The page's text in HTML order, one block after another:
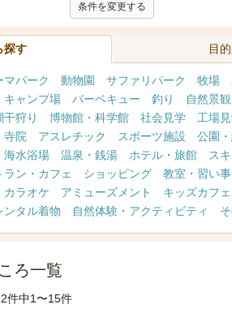
条件を変更する
探す 目
マパーク 動物園 サファリパーク 牧場
キャンプ場 バーベキュー 釣り 自然景観
干狩り 博物館・科学館 社会見学 工場
寺院 アスレチック スポーツ施設 公園
海水浴場 温泉・銭湯 ホテル・旅館
ス
ラン・カフェ ショッピング 教室・習い事
カラオケ アミューズメント キッズカフェ
ンタル着物 自然体験・アクティビティ
ろ一覧
件中1〜15件